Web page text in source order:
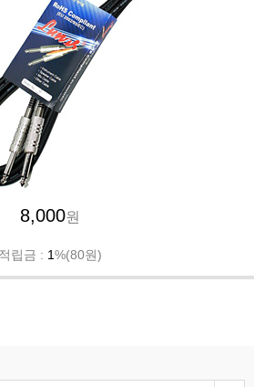
8,000원
적립금 : 1%(80원)